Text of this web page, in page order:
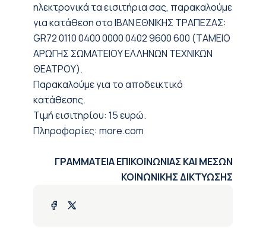
ηλεκτρονικά τα εισιτήρια σας, παρακαλούμε
για κατάθεση στο IBAN ΕΘΝΙΚΗΣ ΤΡΑΠΕΖΑΣ:
GR72 0110 0400 0000 0402 9600 600 (ΤΑΜΕΙΟ
ΑΡΩΓΗΣ ΣΩΜΑΤΕΙΟΥ ΕΛΛΗΝΩΝ ΤΕΧΝΙΚΩΝ
ΘΕΑΤΡΟΥ).
Παρακαλούμε για το αποδεικτικό
κατάθεσης.
Τιμή εισιτηρίου: 15 ευρώ.
Πληροφορίες: more.com
ΓΡΑΜΜΑΤΕΙΑ ΕΠΙΚΟΙΝΩΝΙΑΣ ΚΑΙ ΜΕΣΩΝ
ΚΟΙΝΩΝΙΚΗΣ ΔΙΚΤΥΩΣΗΣ